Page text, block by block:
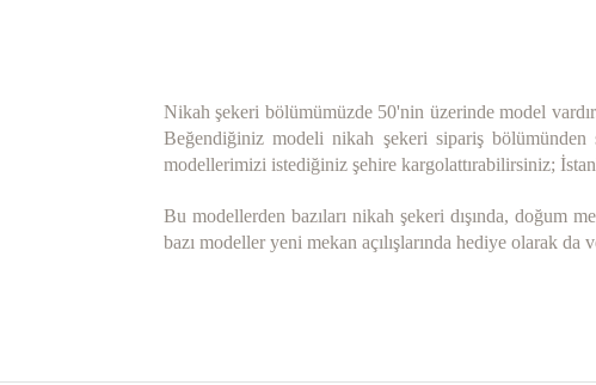
Nikah şekeri bölümümüzde 50'nin üzerinde model
Beğendiğiniz modeli nikah şekeri sipariş
modellerimizi istediğiniz şehire kargolattırabilirsiniz;
Bu modellerden bazıları nikah şekeri dışında, doğum
bazı modeller yeni mekan açılışlarında hediye olarak da